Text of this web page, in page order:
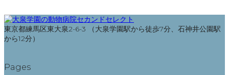
東京都練馬区東大泉2-6-3 （大泉学園駅から徒歩7分、石神井公園駅
から12分）
Pages